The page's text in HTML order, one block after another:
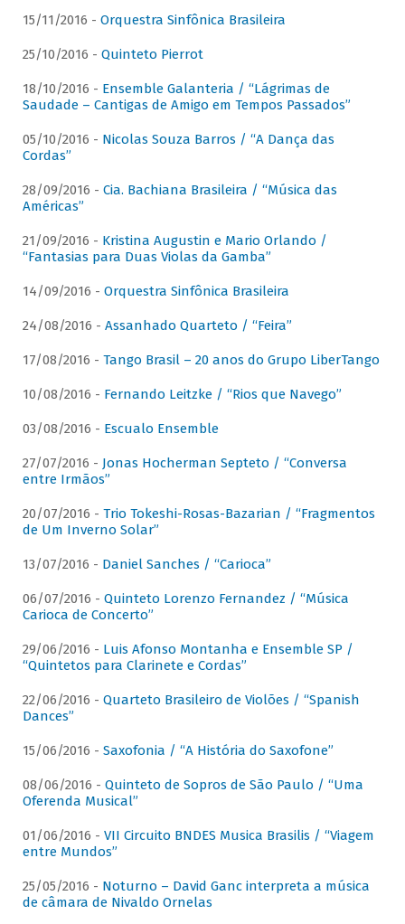
15/11/2016 - Orquestra Sinfônica Brasileira
25/10/2016 - Quinteto Pierrot
18/10/2016 - Ensemble Galanteria / “Lágrimas de
Saudade – Cantigas de Amigo em Tempos Passados”
05/10/2016 - Nicolas Souza Barros / “A Dança das
Cordas”
28/09/2016 - Cia. Bachiana Brasileira / “Música das
Américas”
21/09/2016 - Kristina Augustin e Mario Orlando /
“Fantasias para Duas Violas da Gamba”
14/09/2016 - Orquestra Sinfônica Brasileira
24/08/2016 - Assanhado Quarteto / “Feira”
17/08/2016 - Tango Brasil – 20 anos do Grupo LiberTango
10/08/2016 - Fernando Leitzke / “Rios que Navego”
03/08/2016 - Escualo Ensemble
27/07/2016 - Jonas Hocherman Septeto / “Conversa
entre Irmãos”
20/07/2016 - Trio Tokeshi-Rosas-Bazarian / “Fragmentos
de Um Inverno Solar”
13/07/2016 - Daniel Sanches / “Carioca”
06/07/2016 - Quinteto Lorenzo Fernandez / “Música
Carioca de Concerto”
29/06/2016 - Luis Afonso Montanha e Ensemble SP /
“Quintetos para Clarinete e Cordas”
22/06/2016 - Quarteto Brasileiro de Violões / “Spanish
Dances”
15/06/2016 - Saxofonia / “A História do Saxofone”
08/06/2016 - Quinteto de Sopros de São Paulo / “Uma
Oferenda Musical”
01/06/2016 - VII Circuito BNDES Musica Brasilis / “Viagem
entre Mundos”
25/05/2016 - Noturno – David Ganc interpreta a música
de câmara de Nivaldo Ornelas